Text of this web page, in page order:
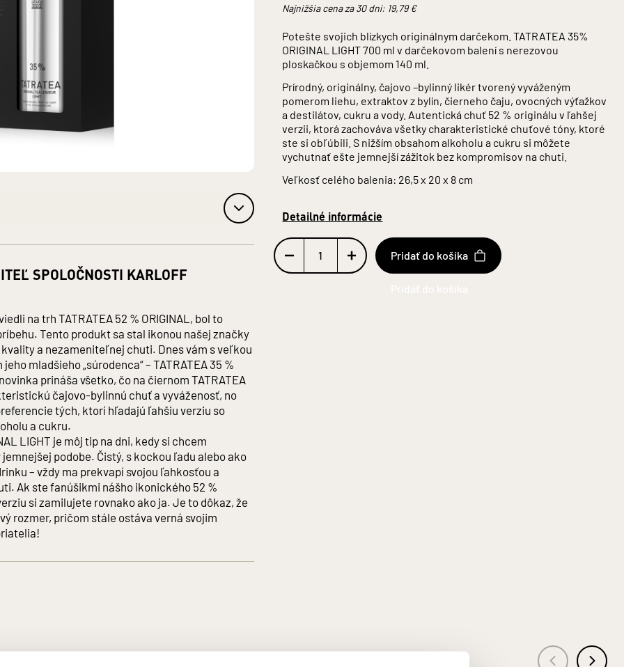
Najnižšia cena za 30 dní: 19,79€
Potešte svojich blízkych originálnym darčekom.TATRATEA 35%
ORIGINAL LIGHT700 ml v darčekovom balení s nerezovou
ploskačkou s objemom 140 ml.
Prírodný, originálny, čajovo –bylinný likér tvorený vyváženým
pomerom liehu, extraktov z bylín, čierneho čaju, ovocných výťažkov
a destilátov, cukru a vody. Autentická chuť 52 % originálu v ľahšej
verzii, ktorá zachováva všetky charakteristické chuťové tóny, ktoré
ste si obľúbili. S nižším obsahom alkoholu a cukru si môžete
vychutnať ešte jemnejší zážitok bez kompromisov na chuti.
Veľkosť celého balenia: 26,5 x 20 x 8 cm
Detailné informácie
Pridať do košíka
A DESTILÁTY, CUKOR, FARBIVO KARAMEL
osobám mladším ako 18 rokov a osobám zjavne
pred zneužívaním alkoholických nápojov a o zriaďovaní
IČO: 43937721
IČO: 36247367
SPOLOČNOSTI KARLOFF
na trh TATRATEA 52 % ORIGINAL, bol to
Tento produkt sa stal ikonou našej značky
a nezameniteľnej chuti. Dnes vám s veľkou
mladšieho „súrodenca“ – TATRATEA 35 %
prináša všetko, čo na čiernom TATRATEA
čajovo-bylinnú chuť a vyváženosť, no
tých, ktorí hľadajú ľahšiu verziu so
a cukru.
LIGHT je môj tip na dni, kedy si chcem
podobe. Čistý, s kockou ľadu alebo ako
– vždy ma prekvapí svojou ľahkosťou a
Ak ste fanúšikmi nášho ikonického 52 %
si zamilujete rovnako ako ja. Je to dôkaz, že
rozmer, pričom stále ostáva verná svojim